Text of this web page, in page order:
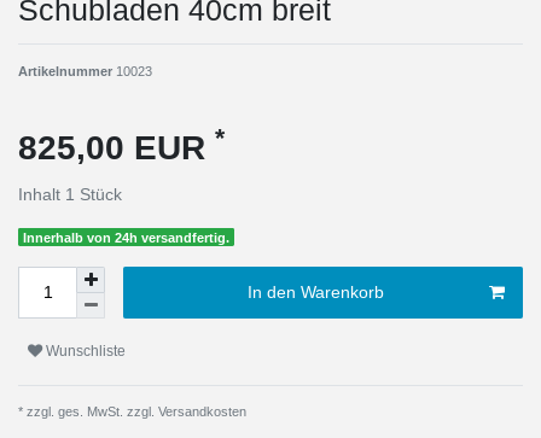
Schubladen 40cm breit
Artikelnummer 10023
825,00 EUR *
Inhalt 1 Stück
Innerhalb von 24h versandfertig.
In den Warenkorb
Wunschliste
* zzgl. ges. MwSt. zzgl. Versandkosten